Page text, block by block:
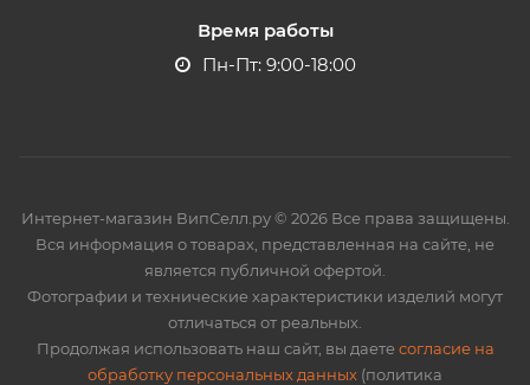
Время работы
Пн-Пт: 9:00-18:00
Интернет-магазин ВипСелл.ру © 2026 Все права защищены.
Вся информация о товарах, представленная на сайте, не
является публичной офертой.
Фотографии и технические характеристики изделий могут
отличаться от реальных.
Продолжая использовать наш сайт, вы даетесогласие на
обработку персональных данных (политика